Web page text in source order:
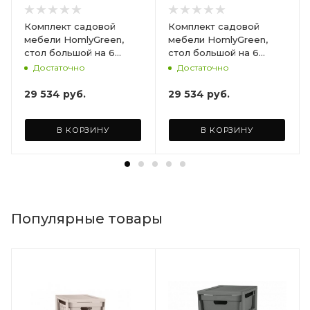
Комплект садовой
мебели HomlyGreen,
стол большой на 6
персон 153х79х70, 6
бордовыми подушками
Достаточно
29 534 руб.
В КОРЗИНУ
Комплект садовой
мебели HomlyGreen,
стол большой на 6
персон 153х79х70, 6
коричневыми
Достаточно
29 534 руб.
В КОРЗИНУ
Популярные товары